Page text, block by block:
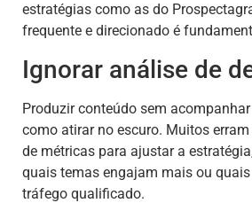
estratégias como as do
frequente e direcionado é
Ignorar análise de
Produzir conteúdo sem
como atirar no escuro. Muitos
de métricas para ajustar a
quais temas engajam mais ou
tráfego qualificado.